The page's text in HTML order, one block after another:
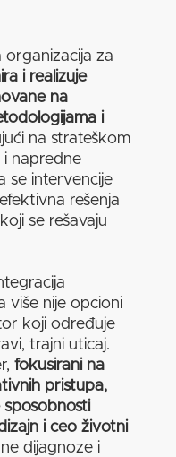
organizacija za
i realizuje
na
i
na strateškom
napredne
se intervencije
rešenja
se rešavaju
više nije opcioni
koji određuje
trajni uticaj.
fokusirani na
pristupa,
i ceo životni
dijagnoze i